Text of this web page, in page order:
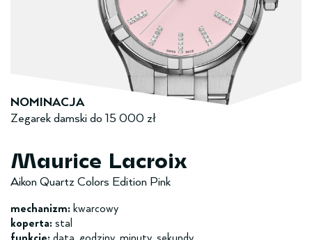
Maurice Lacroix
Aikon Quartz Colors Edition Pink
mechanizm: kwarcowy
koperta: stal
NOMINACJA
Zegarek damski ­do­ 15 000 zł